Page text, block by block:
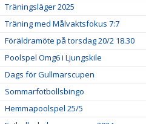
Träningsläger 2025
Träning med Målvaktsfokus 7:7
Föräldramöte på torsdag 20/2 18.30
Poolspel Omg6 i Ljungskile
Dags för Gullmarscupen
Sommarfotbollsbingo
Hemmapoolspel 25/5